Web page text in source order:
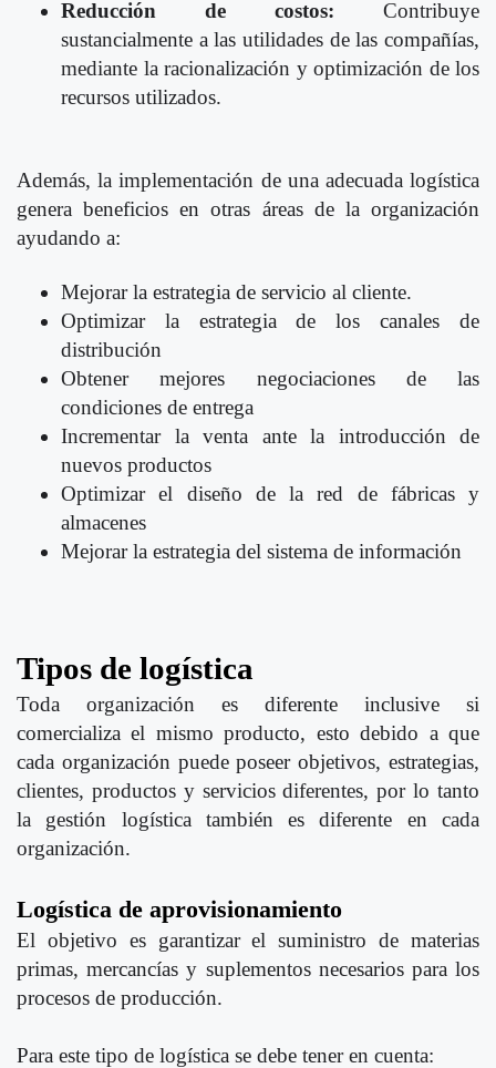
Reducción de costos: Contribuye
sustancialmente a las utilidades de las compañías,
mediante la racionalización y optimización de los
recursos utilizados.
Además, la implementación de una adecuada logística
genera beneficios en otras áreas de la organización
ayudando a:
Mejorar la estrategia de servicio al cliente.
Optimizar la estrategia de los canales de
distribución
Obtener mejores negociaciones de las
condiciones de entrega
Incrementar la venta ante la introducción de
nuevos productos
Optimizar el diseño de la red de fábricas y
almacenes
Mejorar la estrategia del sistema de información
Tipos de logística
Toda organización es diferente inclusive si
comercializa el mismo producto, esto debido a que
cada organización puede poseer objetivos, estrategias,
clientes, productos y servicios diferentes, por lo tanto
la gestión logística también es diferente en cada
organización.
Logística de aprovisionamiento
El objetivo es garantizar el suministro de materias
primas, mercancías y suplementos necesarios para los
procesos de producción.
Para este tipo de logística se debe tener en cuenta: